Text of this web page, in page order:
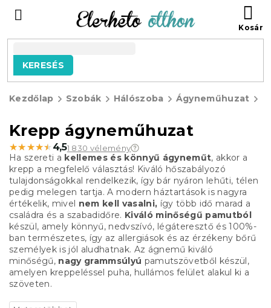
tartalomhoz
KERESÉS
Kezdőlap Szobák Hálószoba Ágyneműhuzat
Krepp ágyneműhuzat
★★★★★
★★★★★ 4,51 830 vélemény
Ha szereti a kellemes és könnyű ágyneműt, akkor a
krepp a megfelelő választás! Kiváló hőszabályozó
tulajdonságokkal rendelkezik, így bár nyáron lehűti, télen
pedig melegen tartja. A modern háztartások is nagyra
értékelik, mivel nem kell vasalni, így több idő marad a
családra és a szabadidőre. Kiváló minőségű pamutból
készül, amely könnyű, nedvszívó, légáteresztő és 100%-
ban természetes, így az allergiások és az érzékeny bőrű
személyek is jól aludhatnak. Az ágnemű kiváló
minőségű, nagy grammsúlyú pamutszövetből készül,
amelyen kreppeléssel puha, hullámos felület alakul ki a
szöveten.